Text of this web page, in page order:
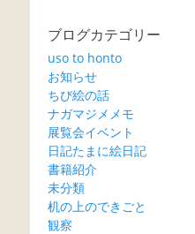
ブログカテゴリー
uso to honto
お知らせ
ちび絵の話
ナガマジメメモ
展覧会イベント
日記たまに絵日記
書籍紹介
未分類
机の上のできごと
観察